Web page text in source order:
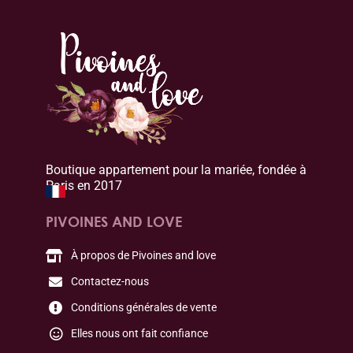
Boutique appartement pour la mariée, fondée à
Paris en 2017
PIVOINES AND LOVE
À propos de Pivoines and love
Contactez-nous
Conditions générales de vente
Elles nous ont fait confiance